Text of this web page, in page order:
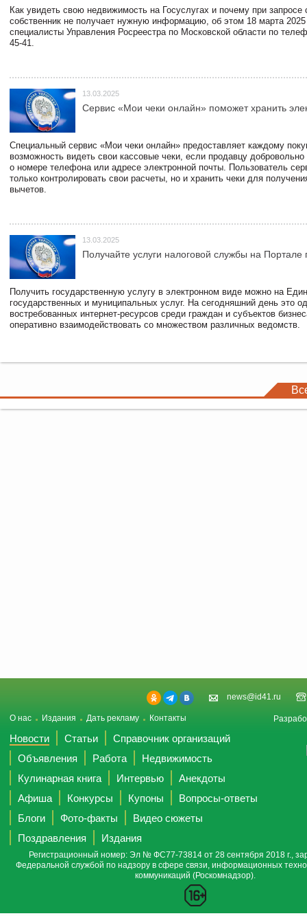
Как увидеть свою недвижимость на Госуслугах и почему при запросе
собственник не получает нужную информацию, об этом 18 марта 2025
специалисты Управления Росреестра по Московской области по
45-41.
13.03.2025
Сервис «Мои чеки онлайн» поможет хранить
Специальный сервис «Мои чеки онлайн» предоставляет каждому
возможность видеть свои кассовые чеки, если продавцу
о номере телефона или адресе электронной почты. Пользователь
только контролировать свои расчеты, но и хранить чеки для
вычетов.
13.03.2025
Получайте услуги налоговой службы на Портале
Получить государственную услугу в электронном виде можно на
государственных и муниципальных услуг. На сегодняшний день это
востребованных интернет-ресурсов среди граждан и субъектов
оперативно взаимодействовать со множеством различных ведомств.
news@id41.ru
О нас Издания Дать рекламу Контакты
Новости Статьи
Справочник организаций
Объявления
Работа
Недвижимость
Кулинарная книга
Интервью
Анекдоты
Афиша
Конкурсы Купоны
Вопросы-ответы
Блоги
Фото-факты
Видео сюжеты
Поздравления
Издания
Регистрационный номер: Эл № ФС77-73814 от 28 сентября 2018 г.,
Федеральной службой по надзору в сфере связи, информационных
коммуникаций (Роскомнадзор).